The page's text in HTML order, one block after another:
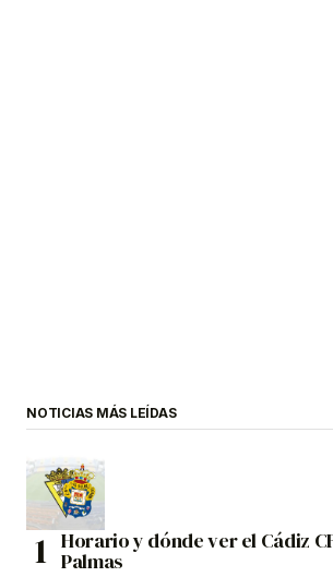
NOTICIAS MÁS LEÍDAS
Horario y dónde ver el Cádiz
Palmas